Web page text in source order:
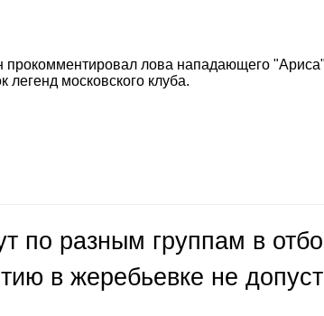
лова нападающего "Ариса"
московского клуба.
по разным группам в
в жеребьевке не